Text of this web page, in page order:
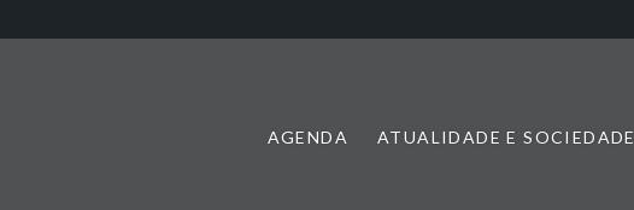
AGENDA ATUALIDADE E SOCIEDADE